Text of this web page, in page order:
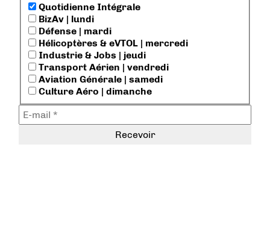
Quotidienne Intégrale
BizAv | lundi
Défense | mardi
Hélicoptères & eVTOL | mercredi
Industrie & Jobs | jeudi
Transport Aérien | vendredi
Aviation Générale | samedi
Culture Aéro | dimanche